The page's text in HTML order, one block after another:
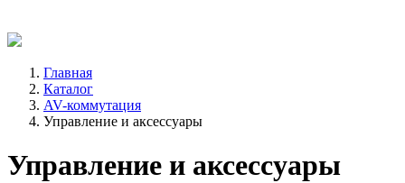
Главная
Каталог
AV-коммутация
Управление и аксессуары
Управление и аксессуары